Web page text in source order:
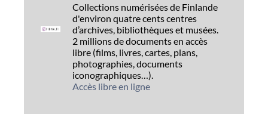
Collections numérisées de Finlande
d'environ quatre cents centres
d’archives, bibliothèques et musées.
2 millions de documents en accès
libre (films, livres, cartes, plans,
photographies, documents
iconographiques…).
Accès libre en ligne